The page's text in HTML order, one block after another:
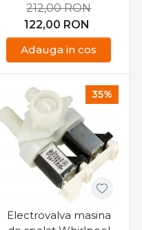
122,00 RON
212,00RON
Adauga in cos
35%
Electrovalva masina